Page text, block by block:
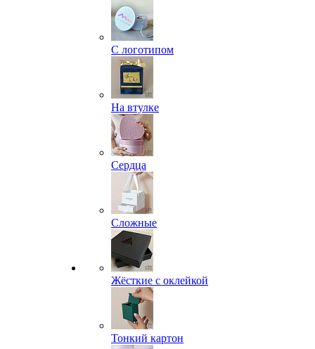
С логотипом
На втулке
Сердца
Сложные
Жёсткие с оклейкой
Тонкий картон